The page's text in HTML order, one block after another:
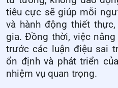
tiêu cực sẽ giúp mỗi
và hành động thiết
gia. Đồng thời, việc
trước các luận điệu sai
ổn định và phát triển
nhiệm vụ quan trọng.